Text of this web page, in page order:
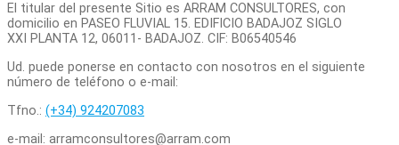
El titular del presente Sitio es ARRAM CONSULTORES, con
domicilio en PASEO FLUVIAL 15. EDIFICIO BADAJOZ SIGLO
XXI PLANTA 12, 06011- BADAJOZ. CIF: B06540546
Ud. puede ponerse en contacto con nosotros en el siguiente
número de teléfono o e-mail:
Tfno.: (+34) 924207083
e-mail: arramconsultores@arram.com